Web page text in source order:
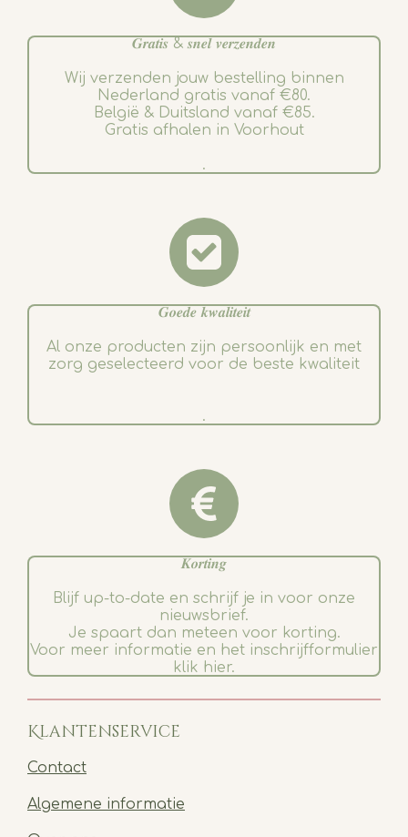
𝑮𝒓𝒂𝒕𝒊𝒔 & 𝒔𝒏𝒆𝒍 𝒗𝒆𝒓𝒛𝒆𝒏𝒅𝒆𝒏
Wij verzenden jouw bestelling binnen
Nederland gratis vanaf €80.
België & Duitsland vanaf €85.
Gratis afhalen in Voorhout
.
𝑮𝒐𝒆𝒅𝒆 𝒌𝒘𝒂𝒍𝒊𝒕𝒆𝒊𝒕
Al onze producten zijn persoonlijk en met
zorg geselecteerd voor de beste kwaliteit
.
𝑲𝒐𝒓𝒕𝒊𝒏𝒈
Blijf up-to-date en schrijf je in voor onze
nieuwsbrief.
Je spaart dan meteen voor korting.
Voor meer informatie en het inschrijfformulier
klik hier.
Klantenservice
Contact
Algemene informatie